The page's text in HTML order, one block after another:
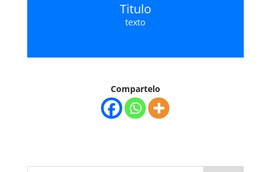
Titulo
texto
Compartelo